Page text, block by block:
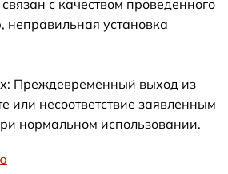
с качеством проведенного
неправильная установка
Преждевременный выход из
или несоответствие заявленным
нормальном использовании.